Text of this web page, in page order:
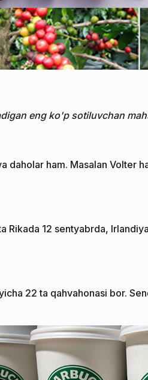
eng ko'p sotiluvchan
daholar ham. Masalan Volter
Rikada 12 sentyabrda,
22 ta qahvahonasi bor.